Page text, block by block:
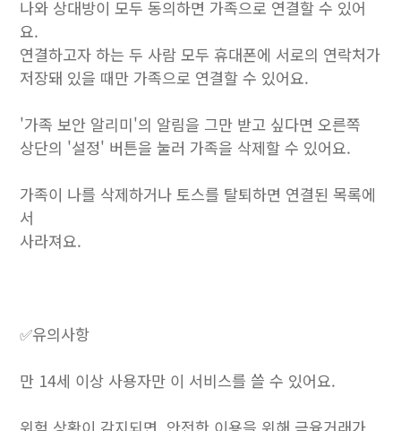
나와 상대방이 모두 동의하면 가족으로 연결할 수 있어
요.
연결하고자 하는 두 사람 모두 휴대폰에 서로의 연락처가
저장돼 있을 때만 가족으로 연결할 수 있어요.
'가족 보안 알리미'의 알림을 그만 받고 싶다면 오른쪽
상단의 '설정' 버튼을 눌러 가족을 삭제할 수 있어요.
가족이 나를 삭제하거나 토스를 탈퇴하면 연결된 목록에
서
사라져요.
✅유의사항
만 14세 이상 사용자만 이 서비스를 쓸 수 있어요.